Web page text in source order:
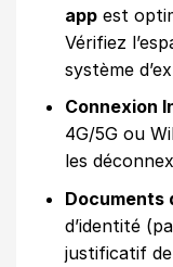
appest
Vérifiez
système
Connexion
4G/5G ou
les
Documents
d’identité
justificatif